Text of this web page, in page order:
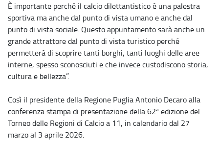
È importante perché il calcio dilettantistico è una palestra
sportiva ma anche dal punto di vista umano e anche dal
punto di vista sociale. Questo appuntamento sarà anche un
grande attrattore dal punto di vista turistico perché
permetterà di scoprire tanti borghi, tanti luoghi delle aree
interne, spesso sconosciuti e che invece custodiscono storia,
cultura e bellezza”.
Così il presidente della Regione Puglia Antonio Decaro alla
conferenza stampa di presentazione della 62ª edizione del
Torneo delle Regioni di Calcio a 11, in calendario dal 27
marzo al 3 aprile 2026.